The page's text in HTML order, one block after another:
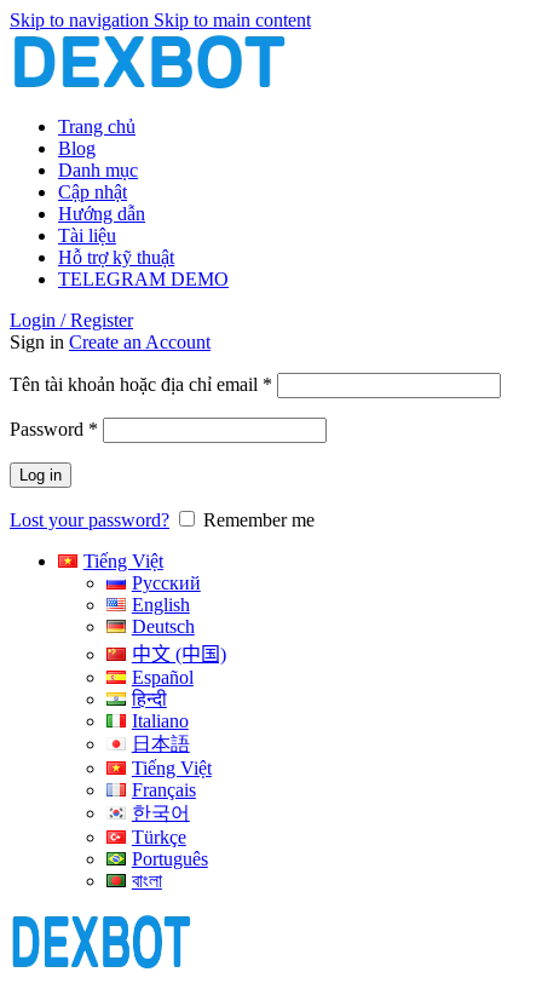
Skip to navigation Skip to main content
Trang chủ
Blog
Danh mục
Cập nhật
Hướng dẫn
Tài liệu
Hỗ trợ kỹ thuật
TELEGRAM DEMO
Login / Register
Sign in Create an Account
Tên tài khoản hoặc địa chỉ email *
buộc
Password *
buộc
Log in
Lost your password?
Remember me
Tiếng Việt
Русский
English
Deutsch
中文 (中国)
Español
हिन्दी
Italiano
日本語
Tiếng Việt
Français
한국어
Türkçe
Português
বাংলা